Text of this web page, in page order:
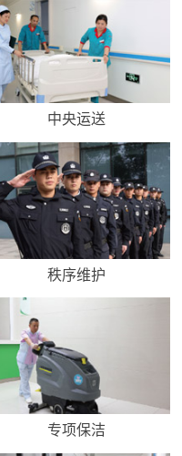
中央运送
秩序维护
专项保洁